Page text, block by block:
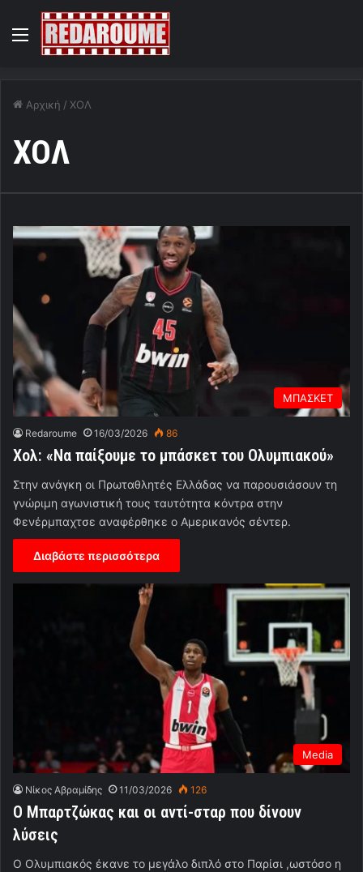
Menu
Αρχική / ΧΟΛ
ΧΟΛ
ΜΠΑΣΚΕΤ
Redaroume 16/03/2026 86
Χολ: «Να παίξουμε το μπάσκετ του Ολυμπιακού»
Στην ανάγκη οι Πρωταθλητές Ελλάδας να παρουσιάσουν τη
γνώριμη αγωνιστική τους ταυτότητα κόντρα στην
Φενέρμπαχτσε αναφέρθηκε ο Αμερικανός σέντερ.
Διαβάστε περισσότερα
Media
Νίκος Αβραμίδης 11/03/2026 126
Ο Μπαρτζώκας και οι αντί-σταρ που δίνουν
λύσεις
O Oλυμπιακός έκανε το μεγάλο διπλό στο Παρίσι ,ωστόσο η